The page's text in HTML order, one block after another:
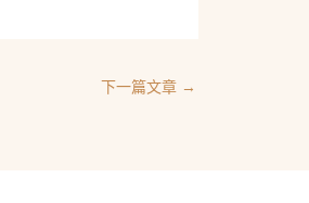
下一篇文章 →